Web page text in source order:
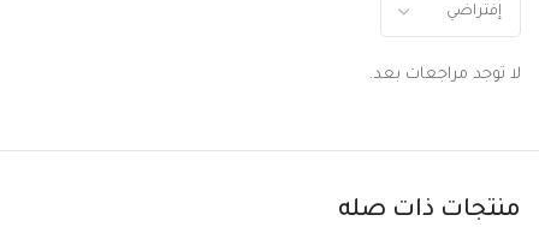
لا توجد مراجعات بعد.
منتجات ذات صله